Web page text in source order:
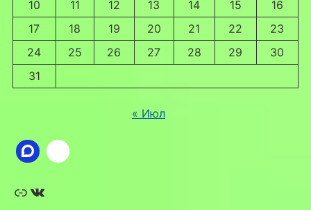
10 11 12 13 14 15
16
17
18 19 20 21 22
23
24
25 26 27 28 29
30
31
« Июл
Ссылка